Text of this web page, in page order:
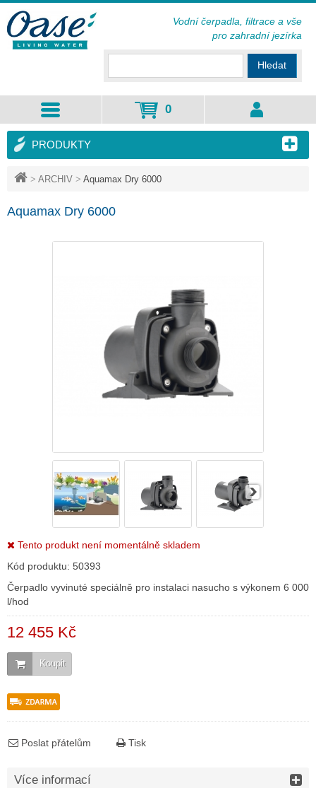
> ARCHIV > Aquamax Dry 6000
Aquamax Dry 6000
Tento produkt není momentálně skladem
Kód produktu: 50393
Čerpadlo vyvinuté speciálně pro instalaci nasucho s výkonem 6 000
l/hod
12 455 Kč
Koupit
Poslat přátelům Tisk
Více informací
PRODUKTY
Hledat
0
Vodní čerpadla, filtrace a vše
pro zahradní jezírka